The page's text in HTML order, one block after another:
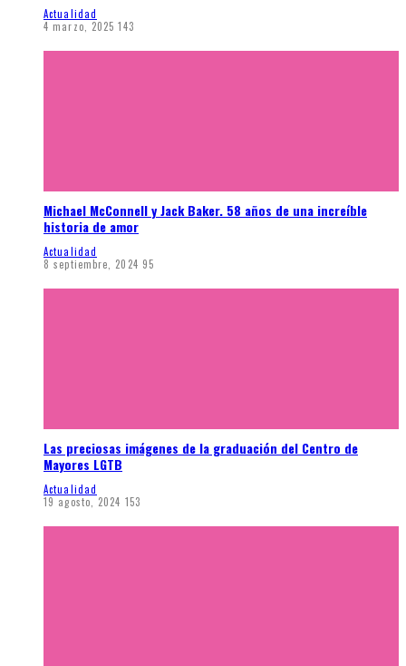
Actualidad
4 marzo, 2025 143
Michael McConnell y Jack Baker. 58 años de una increíble
historia de amor
Actualidad
8 septiembre, 2024 95
Las preciosas imágenes de la graduación del Centro de
Mayores LGTB
Actualidad
19 agosto, 2024 153